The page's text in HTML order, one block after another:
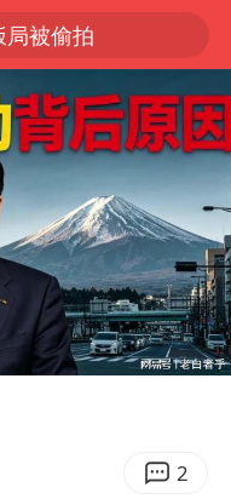
被偷拍
HSE限时降价
我国发现稀散金属独立新矿物——乌斯河锗矿
家办公
存款利率
新疆生产建设兵团生态环境局原局长被查
子怎么了
型代步车集体遇冷
06:26
2